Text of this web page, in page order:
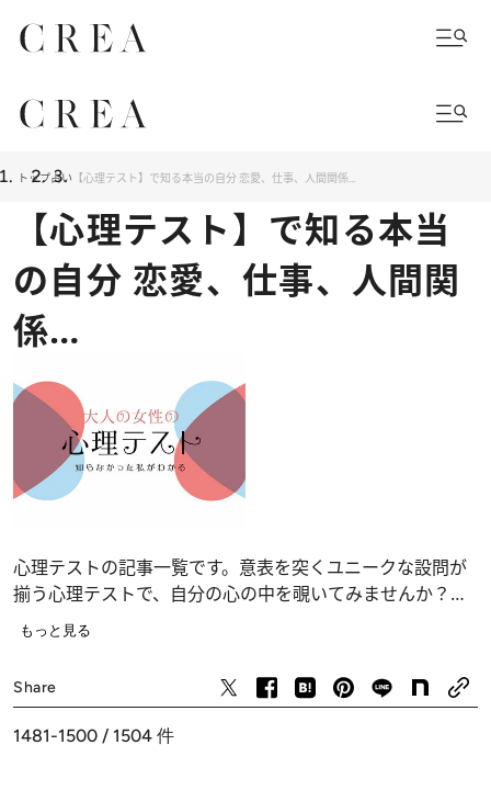
トップ占い 【心理テスト】で知る本当の自分 恋愛、仕事、人間関係…
【心理テスト】で知る本当
の自分 恋愛、仕事、人間関
係…
心理テストの記事一覧です。意表を突くユニークな設問が
揃う心理テストで、自分の心の中を覗いてみませんか？
恋愛、仕事、人間関係の深層心理……、自分でも気づかな
もっと見る
Share
1481-1500 / 1504 件